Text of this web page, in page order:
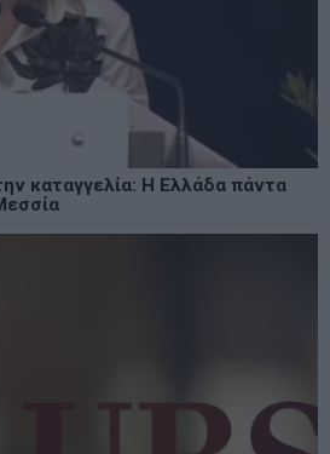
καταγγελία: Η Ελλάδα πάντα